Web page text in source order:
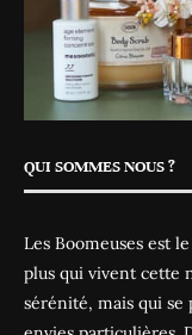
QUI SOMMES NOUS ?
Les Boomeuses est
plus qui vivent cette
sérénité, mais qui se